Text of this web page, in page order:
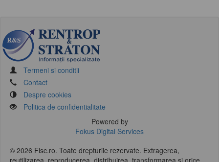
Termeni si conditii
Contact
Despre cookies
Politica de confidentialitate
Powered by
Fokus Digital Services
© 2026 Fisc.ro. Toate drepturile rezervate. Extragerea,